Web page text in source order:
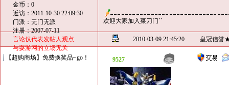
金币：0
近访：2011-10-30 22:09:30
门派：无门无派
注册：2007-07-11
言论仅代表发帖人观点
与耍游网的立场无关
【超购商场】免费换奖品~go！
欢迎大家加入菜刀门``
2010-03-09 21:45:20 皇冠信誉
9527